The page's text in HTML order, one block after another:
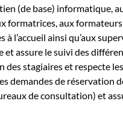
(de base) informatique,
formatrices, aux
à l’accueil ainsi qu’aux
et assure le suivi des
des stagiaires et respecte
demandes de réservation
de consultation) et